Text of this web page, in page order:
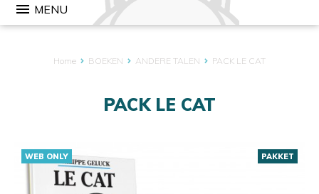
EN
menu MENU
Home BOEKEN ANDERE TALEN PACK LE CAT
PACK LE CAT
WEB ONLY PAKKET